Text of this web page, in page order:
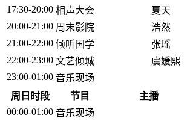
17:30-20:00 相声大会
夏天
20:00-21:00 周末影院
浩然
21:00-22:00 倾听国学
张瑶
22:00-23:00 文艺倾城
虞媛熙
23:00-01:00 音乐现场
周日时段
节目
主播
00:00-01:00 音乐现场